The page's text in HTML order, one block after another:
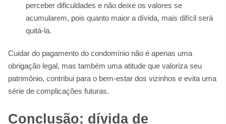
perceber dificuldades e não deixe os valores se
acumularem, pois quanto maior a dívida, mais difícil será
quitá-la.
Cuidar do pagamento do condomínio não é apenas uma
obrigação legal, mas também uma atitude que valoriza seu
patrimônio, contribui para o bem-estar dos vizinhos e evita uma
série de complicações futuras.
Conclusão: dívida de